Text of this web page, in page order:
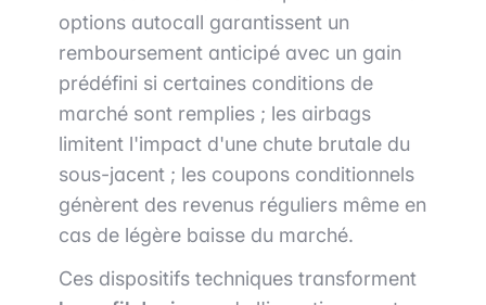
options autocall garantissent un
remboursement anticipé avec un gain
prédéfini si certaines conditions de
marché sont remplies ; les airbags
limitent l'impact d'une chute brutale du
sous-jacent ; les coupons conditionnels
génèrent des revenus réguliers même en
cas de légère baisse du marché.
Ces dispositifs techniques transforment